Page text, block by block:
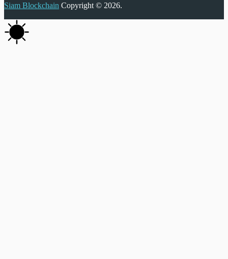
Siam Blockchain Copyright © 2026.